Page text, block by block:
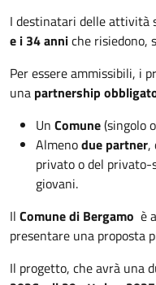
I destinatari delle attività
e i 34 anniche risiedono,
Per essere ammissibili, i
una partnership
Un Comune(singolo
Almenodue partner,
privato o del
giovani.
Il Comune di Bergamo è
presentare una proposta
Il progetto, che avrà una